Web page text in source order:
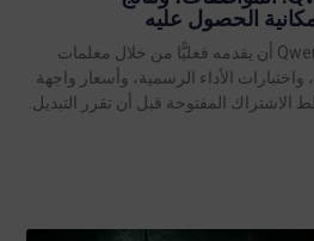
الحصول عليه
اكتشف ما يمكن لـ Qwen 3.8 Max أن يقدمه فعليًّا من خلال معلمات
2.4T، ونافذة سياق بحجم 1M، واختبارات الأداء الرسمية، وأسعار واجهة